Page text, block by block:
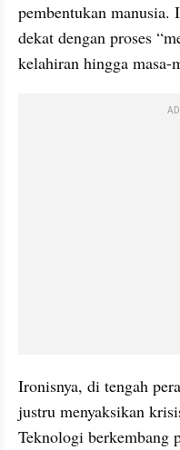
pembentukan manusia.
dekat dengan proses
kelahiran hingga masa-
Ironisnya, di tengah
justru menyaksikan
Teknologi berkembang